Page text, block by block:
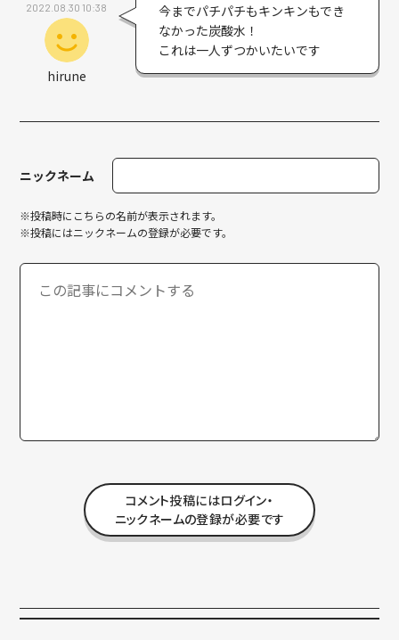
2022.08.30 10:38
hirune
今までパチパチもキンキンもでき
なかった炭酸水！
これは一人ずつかいたいです
ニックネーム
※投稿時にこちらの名前が表示されます。
※投稿にはニックネームの登録が必要です。
コメント投稿にはログイン・
ニックネームの登録が必要です